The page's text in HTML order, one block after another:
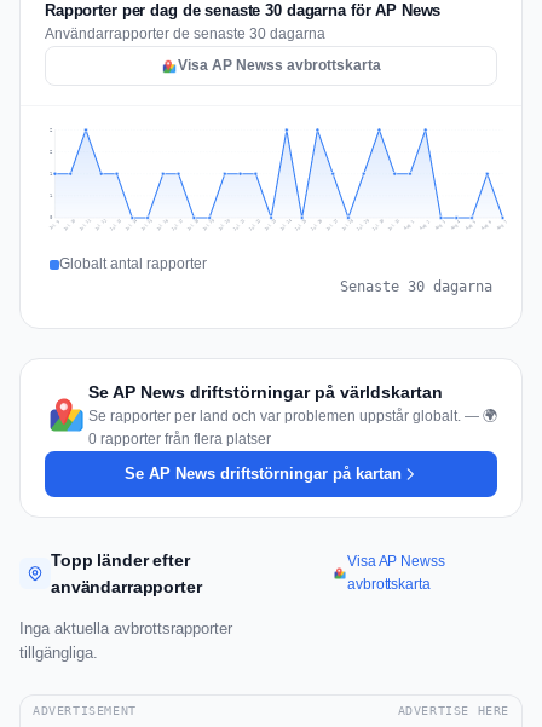
Rapporter per dag de senaste 30 dagarna för AP News
Användarrapporter de senaste 30 dagarna
Visa AP Newss avbrottskarta
1
1
2
2
Jul 9 Jul 10 Jul 11 Jul 12 Jul 13 Jul 14 Jul 15 Jul 16 Jul 17 Jul 18 Jul 19 Jul 20 Jul 21 Jul 22 Jul 23 Jul 24 Jul 25 Jul 26 Jul 27 Jul 28 Jul 29 Jul 30 Jul 31 Aug 1 Aug 2 Aug 3 Aug 4 Aug 5 Aug 6 Aug 7
Globalt antal rapporter
Senaste 30 dagarna
Se AP News driftstörningar på världskartan
Se rapporter per land och var problemen uppstår globalt. — 🌍
0 rapporter från flera platser
Se AP News driftstörningar på kartan
Topp länder efter
användarrapporter
Visa AP Newss
avbrottskarta
Inga aktuella avbrottsrapporter
tillgängliga.
ADVERTISEMENT ADVERTISE HERE